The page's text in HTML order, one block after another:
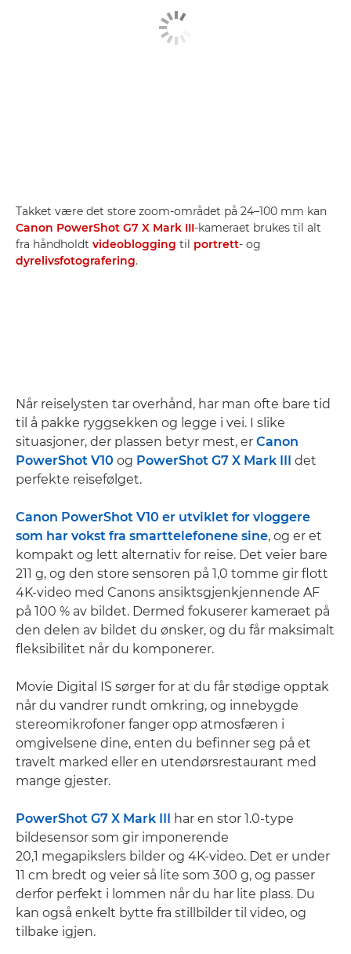
Takket være det store zoom-området på 24–100 mm kan
Canon PowerShot G7 X Mark III-kameraet brukes til alt
fra håndholdt videoblogging til portrett- og
dyrelivsfotografering.
Når reiselysten tar overhånd, har man ofte bare tid
til å pakke ryggsekken og legge i vei. I slike
situasjoner, der plassen betyr mest, er Canon
PowerShot V10 og PowerShot G7 X Mark III det
perfekte reisefølget.
Canon PowerShot V10 er utviklet for vloggere
som har vokst fra smarttelefonene sine, og er et
kompakt og lett alternativ for reise. Det veier bare
211 g, og den store sensoren på 1,0 tomme gir flott
4K-video med Canons ansiktsgjenkjennende AF
på 100 % av bildet. Dermed fokuserer kameraet på
den delen av bildet du ønsker, og du får maksimalt
fleksibilitet når du komponerer.
Movie Digital IS sørger for at du får stødige opptak
når du vandrer rundt omkring, og innebygde
stereomikrofoner fanger opp atmosfæren i
omgivelsene dine, enten du befinner seg på et
travelt marked eller en utendørsrestaurant med
mange gjester.
PowerShot G7 X Mark III har en stor 1.0-type
bildesensor som gir imponerende
20,1 megapikslers bilder og 4K-video. Det er under
11 cm bredt og veier så lite som 300 g, og passer
derfor perfekt i lommen når du har lite plass. Du
kan også enkelt bytte fra stillbilder til video, og
tilbake igjen.